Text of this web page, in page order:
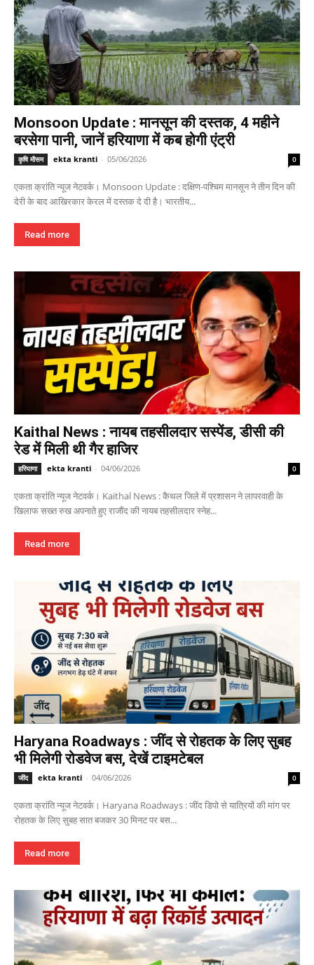
Monsoon Update : मानसून की दस्तक, 4 महीने
बरसेगा पानी, जानें हरियाणा में कब होगी एंट्री
कृषि मौसम ekta kranti - 05/06/2026 0
एकता क्रांति न्यूज नेटवर्क। Monsoon Update : दक्षिण-पश्चिम मानसून ने तीन दिन की
देरी के बाद आखिरकार केरल में दस्तक दे दी है। भारतीय...
Read more
Kaithal News : नायब तहसीलदार सस्पेंड, डीसी की
रेड में मिली थी गैर हाजिर
हरियाणा ekta kranti - 04/06/2026 0
एकता क्रांति न्यूज नेटवर्क। Kaithal News : कैथल जिले में प्रशासन ने लापरवाही के
खिलाफ सख्त रुख अपनाते हुए राजौंद की नायब तहसीलदार स्नेह...
Read more
Haryana Roadways : जींद से रोहतक के लिए सुबह
भी मिलेगी रोडवेज बस, देखें टाइमटेबल
जींद ekta kranti - 04/06/2026 0
एकता क्रांति न्यूज नेटवर्क। Haryana Roadways : जींद डिपो से यात्रियों की मांग पर
रोहतक के लिए सुबह सात बजकर 30 मिनट पर बस...
Read more